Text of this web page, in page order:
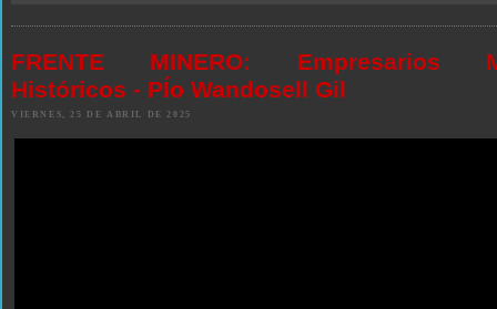
FRENTE MINERO: Empresarios
Históricos - PÍo Wandosell Gil
VIERNES, 25 DE ABRIL DE 2025